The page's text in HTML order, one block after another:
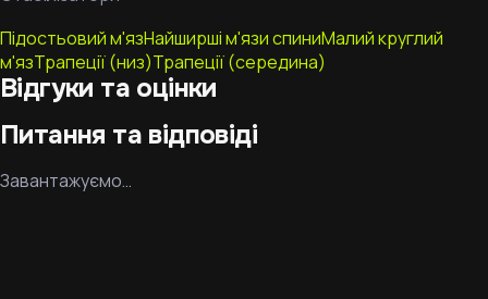
Підостьовий м'язНайширші м'язи спиниМалий круглий
м'язТрапеції (низ)Трапеції (середина)
Відгуки та оцінки
Питання та відповіді
Завантажуємо…